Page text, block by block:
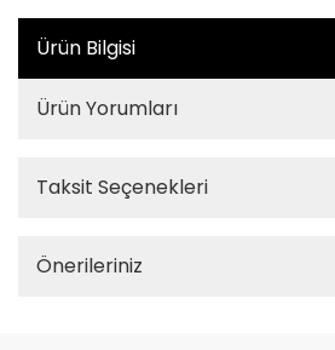
Ürün Bilgisi
Ürün Yorumları
Taksit Seçenekleri
Önerileriniz